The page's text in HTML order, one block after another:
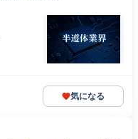
気になる